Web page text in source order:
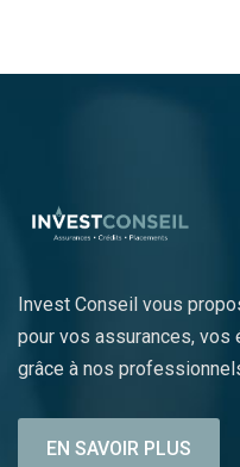
Invest Conseil vous
pour vos assurances, vos
grâce à nos
EN SAVOIR PLUS